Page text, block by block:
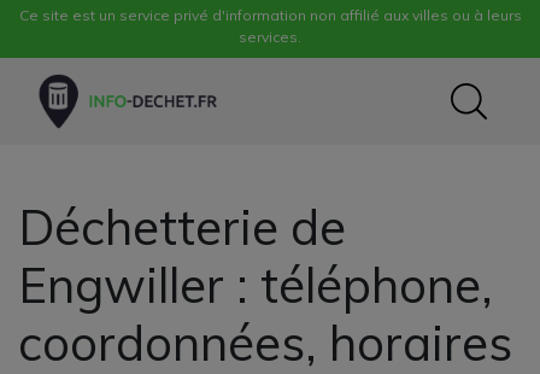
Ce site est un service privé d'information non affilié aux villes ou à leurs
services.
Déchetterie de
Engwiller : téléphone,
coordonnées, horaires